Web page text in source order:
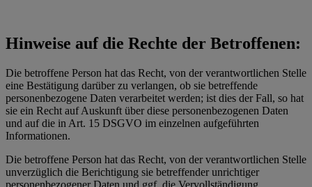
Hinweise auf die Rechte der Betroffenen:
Die betroffene Person hat das Recht, von der verantwortlichen Stelle
eine Bestätigung darüber zu verlangen, ob sie betreffende
personenbezogene Daten verarbeitet werden; ist dies der Fall, so hat
sie ein Recht auf Auskunft über diese personenbezogenen Daten
und auf die in Art. 15 DSGVO im einzelnen aufgeführten
Informationen.
Die betroffene Person hat das Recht, von der verantwortlichen Stelle
unverzüglich die Berichtigung sie betreffender unrichtiger
personenbezogener Daten und ggf. die Vervollständigung